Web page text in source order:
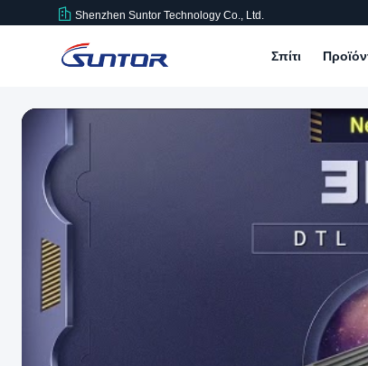
Shenzhen Suntor Technology Co., Ltd.
Σπίτι